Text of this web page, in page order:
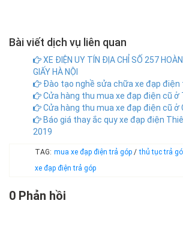
Bài viết dịch vụ liên quan
XE ĐIỆN UY TÍN ĐỊA CHỈ SỐ 257
GIẤY HÀ NỘI
Đào tạo nghề sửa chữa xe đạp điện
Cửa hàng thu mua xe đạp điện cũ ở
Cửa hàng thu mua xe đạp điện cũ ở
Báo giá thay ắc quy xe đạp điện
2019
TAG: mua xe đạp điện trả góp / thủ tục trả
xe đạp điện trả góp
0 Phản hồi